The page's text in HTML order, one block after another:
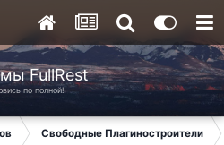
FullRest
по полной!
Свободные Плагиностроители